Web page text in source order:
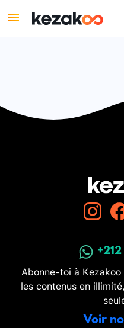
Abonne-toi à
les contenus en
Voir